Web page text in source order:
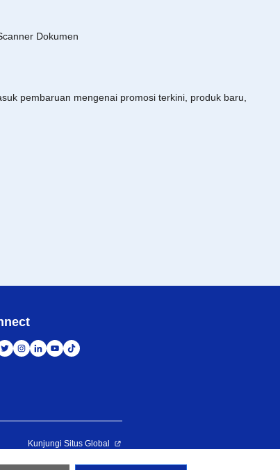
Dokumen
pembaruan mengenai promosi terkini, produk baru,
Kunjungi Situs Global